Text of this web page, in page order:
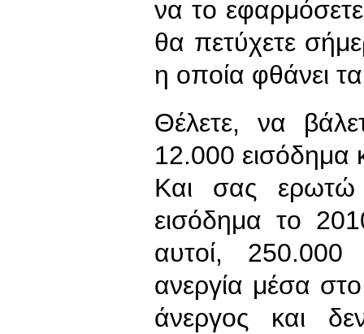
να το
θα πετύχετε
η οποία φθάνει
Θέλετε, να
12.000 εισόδημα
Και σας ερωτώ
εισόδημα το
αυτοί,
ανεργία μέσα
άνεργος και